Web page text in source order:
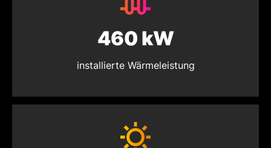
460 kW
installierte Wärmeleistung